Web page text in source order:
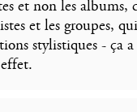
et non les albums,
et les groupes, qui
stylistiques - ça